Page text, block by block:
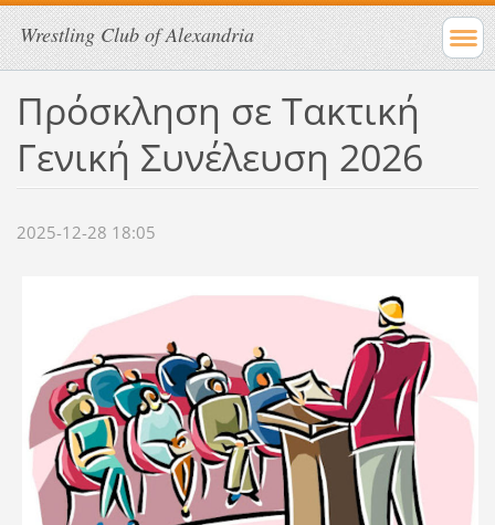
Wrestling Club of Alexandria
Πρόσκληση σε Τακτική
Γενική Συνέλευση 2026
2025-12-28 18:05